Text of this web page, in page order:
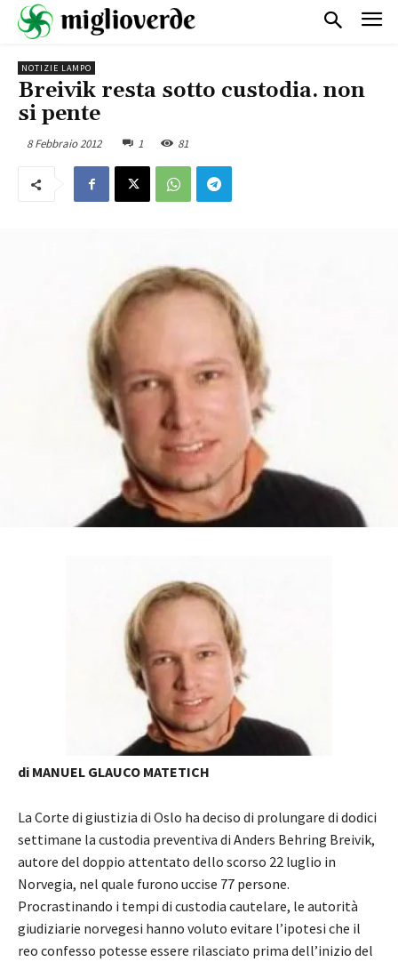
NOTIZIE LAMPO
Breivik resta sotto custodia. non
si pente
8 Febbraio 2012 1 81
di MANUEL GLAUCO MATETICH
La Corte di giustizia di Oslo ha deciso di prolungare di dodici
settimane la custodia preventiva di Anders Behring Breivik,
autore del doppio attentato dello scorso 22 luglio in
Norvegia, nel quale furono uccise 77 persone.
Procrastinando i tempi di custodia cautelare, le autorità
giudiziarie norvegesi hanno voluto evitare l’ipotesi che il
reo confesso potesse essere rilasciato prima dell’inizio del